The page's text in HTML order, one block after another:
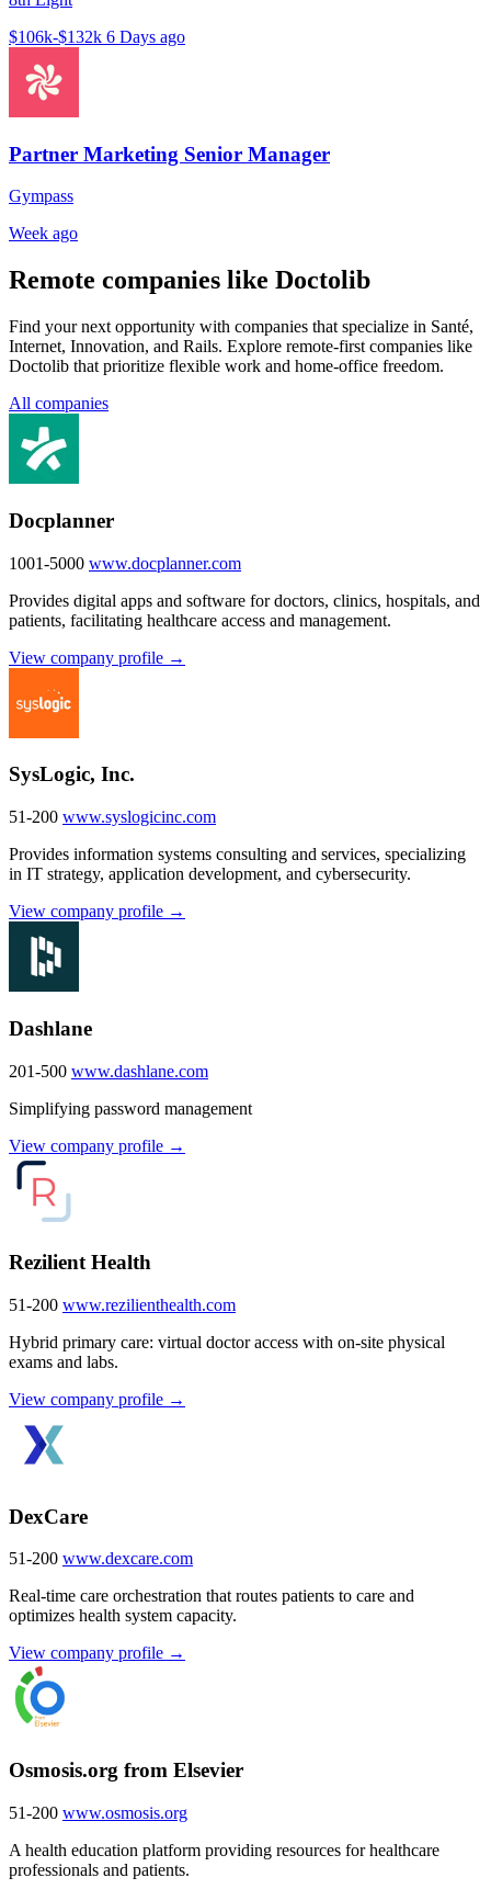
$106k-$132k 6 Days ago
Partner Marketing Senior Manager
Gympass
Week ago
Remote companies like Doctolib
Find your next opportunity with companies that specialize in Santé,
Internet, Innovation, and Rails. Explore remote-first companies like
Doctolib that prioritize flexible work and home-office freedom.
All companies
Docplanner
1001-5000 www.docplanner.com
Provides digital apps and software for doctors, clinics, hospitals, and
patients, facilitating healthcare access and management.
View company profile →
SysLogic, Inc.
51-200 www.syslogicinc.com
Provides information systems consulting and services, specializing
in IT strategy, application development, and cybersecurity.
View company profile →
Dashlane
201-500 www.dashlane.com
Simplifying password management
View company profile →
Rezilient Health
51-200 www.rezilienthealth.com
Hybrid primary care: virtual doctor access with on-site physical
exams and labs.
View company profile →
DexCare
51-200 www.dexcare.com
Real-time care orchestration that routes patients to care and
optimizes health system capacity.
View company profile →
Osmosis.org from Elsevier
51-200 www.osmosis.org
A health education platform providing resources for healthcare
professionals and patients.